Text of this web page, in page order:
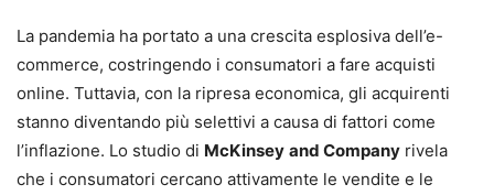
La pandemia ha portato a una crescita esplosiva dell’e-
commerce, costringendo i consumatori a fare acquisti
online. Tuttavia, con la ripresa economica, gli acquirenti
stanno diventando più selettivi a causa di fattori come
l’inflazione. Lo studio di McKinsey and Company rivela
che i consumatori cercano attivamente le vendite e le